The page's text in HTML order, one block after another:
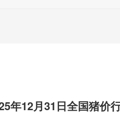
年12月31日全国猪价